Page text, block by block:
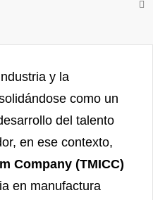
y la
como un
del talento
en ese contexto,
Company (TMICC)
en manufactura